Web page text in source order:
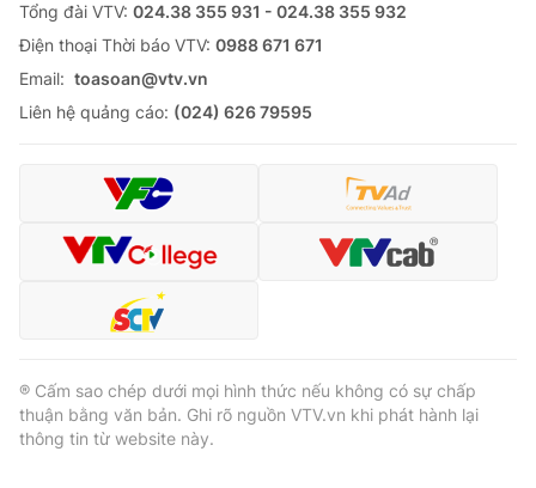
thuận bằng văn bản. Ghi rõ nguồn VTV.vn khi phát hành lại
thông tin từ website này.
Tổng đài VTV: 024.38 355 931 - 024.38 355 932
Ðiện thoại Thời báo VTV: 0988 671 671
Email: toasoan@vtv.vn
Liên hệ quảng cáo: (024) 626 79595
® Cấm sao chép dưới mọi hình thức nếu không có sự chấp
thuận bằng văn bản. Ghi rõ nguồn VTV.vn khi phát hành lại
thông tin từ website này.